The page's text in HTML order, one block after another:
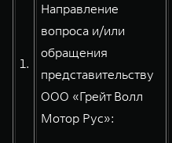
WEY 80
Масштаб возможностей
от 6 449 000 ₽
1.
Направление
вопроса и/или
обращения
представительству
ООО «Грейт Волл
Мотор Рус»: